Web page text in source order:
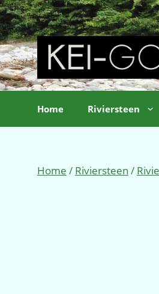
Ga
naar
de
inhoud
Home Riviersteen
Home / Riviersteen /